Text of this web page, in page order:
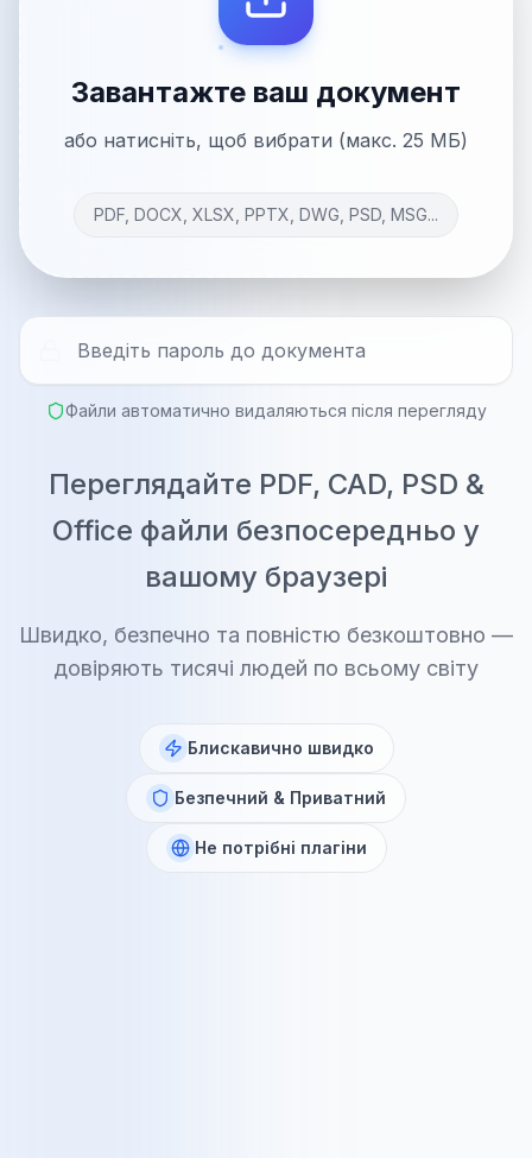
Завантажте ваш документ
або натисніть, щоб вибрати (макс. 25 МБ)
PDF, DOCX, XLSX, PPTX, DWG, PSD, MSG...
Файли автоматично видаляються після перегляду
Переглядайте PDF, CAD, PSD &
Office файли безпосередньо у
вашому браузері
Швидко, безпечно та повністю безкоштовно —
довіряють тисячі людей по всьому світу
Блискавично швидко
Безпечний & Приватний
Не потрібні плагіни